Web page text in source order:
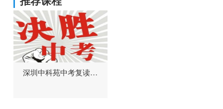
深圳中科苑中考复读班